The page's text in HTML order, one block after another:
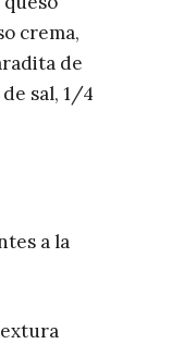
crema,
de
sal, 1/4
a la